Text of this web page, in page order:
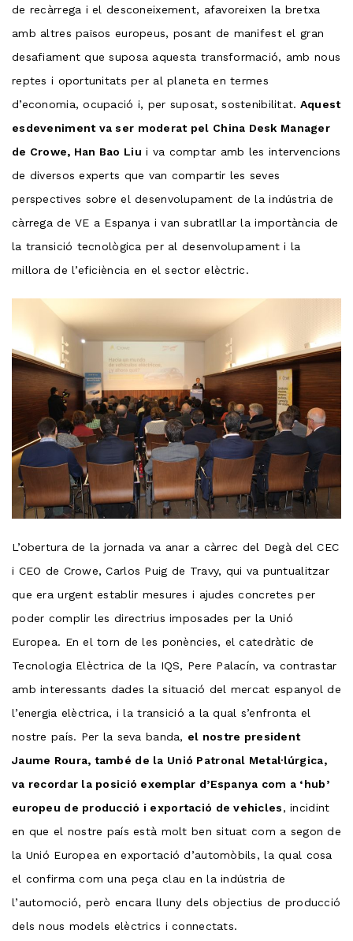
de recàrrega i el desconeixement, afavoreixen la bretxa
amb altres països europeus, posant de manifest el gran
desafiament que suposa aquesta transformació, amb nous
reptes i oportunitats per al planeta en termes
d’economia, ocupació i, per suposat, sostenibilitat. Aquest
esdeveniment va ser moderat pel China Desk Manager
de Crowe, Han Bao Liu i va comptar amb les intervencions
de diversos experts que van compartir les seves
perspectives sobre el desenvolupament de la indústria de
càrrega de VE a Espanya i van subratllar la importància de
la transició tecnològica per al desenvolupament i la
millora de l’eficiència en el sector elèctric.
L’obertura de la jornada va anar a càrrec del Degà del CEC
i CEO de Crowe, Carlos Puig de Travy, qui va puntualitzar
que era urgent establir mesures i ajudes concretes per
poder complir les directrius imposades per la Unió
Europea. En el torn de les ponències, el catedràtic de
Tecnologia Elèctrica de la IQS, Pere Palacín, va contrastar
amb interessants dades la situació del mercat espanyol de
l’energia elèctrica, i la transició a la qual s’enfronta el
nostre país. Per la seva banda, el nostre president
Jaume Roura, també de la Unió Patronal Metal·lúrgica,
va recordar la posició exemplar d’Espanya com a ‘hub’
europeu de producció i exportació de vehicles, incidint
en que el nostre país està molt ben situat com a segon de
la Unió Europea en exportació d’automòbils, la qual cosa
el confirma com una peça clau en la indústria de
l’automoció, però encara lluny dels objectius de producció
dels nous models elèctrics i connectats.